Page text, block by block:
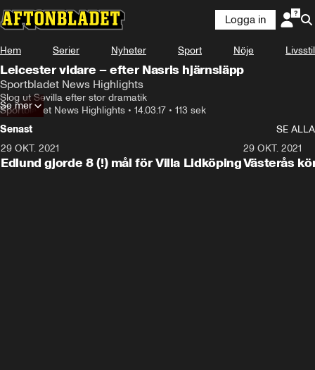
Logga in
Hem Serier Nyheter Sport Nöje Livsstil
Leicester vidare – efter Nasris hjärnsläpp
Sportbladet News Highlights
Slog ut Sevilla efter stor dramatik
Sportbladet News Highlights • 14.03.17 • 113 sek
Se mer
Senast
SE ALLA
29 OKT. 2021
Edlund gjorde 8 (!) mål för Villa Lidköping
29 OKT. 2021
Västerås